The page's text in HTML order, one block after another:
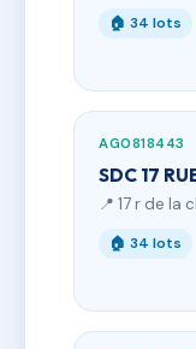
🏠 34 lots
AG0818443
SDC 17
📍 17 r de la
🏠 34 lots